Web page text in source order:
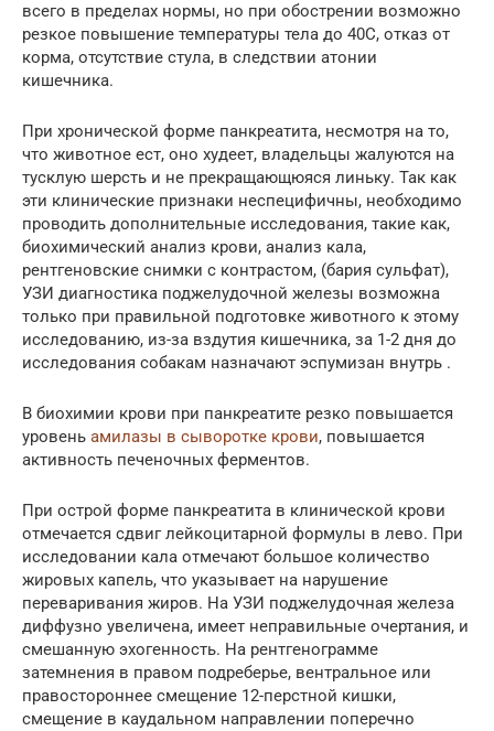
всего в пределах нормы, но при обострении возможно
резкое повышение температуры тела до 40С, отказ от
корма, отсутствие стула, в следствии атонии
кишечника.
При хронической форме панкреатита, несмотря на то,
что животное ест, оно худеет, владельцы жалуются на
тусклую шерсть и не прекращающюяся линьку. Так как
эти клинические признаки неспецифичны, необходимо
проводить дополнительные исследования, такие как,
биохимический анализ крови, анализ кала,
рентгеновские снимки с контрастом, (бария сульфат),
УЗИ диагностика поджелудочной железы возможна
только при правильной подготовке животного к этому
исследованию, из-за вздутия кишечника, за 1-2 дня до
исследования собакам назначают эспумизан внутрь .
В биохимии крови при панкреатите резко повышается
уровень амилазы в сыворотке крови, повышается
активность печеночных ферментов.
При острой форме панкреатита в клинической крови
отмечается сдвиг лейкоцитарной формулы в лево. При
исследовании кала отмечают большое количество
жировых капель, что указывает на нарушение
переваривания жиров. На УЗИ поджелудочная железа
диффузно увеличена, имеет неправильные очертания, и
смешанную эхогенность. На рентгенограмме
затемнения в правом подреберье, вентральное или
правостороннее смещение 12-перстной кишки,
смещение в каудальном направлении поперечно